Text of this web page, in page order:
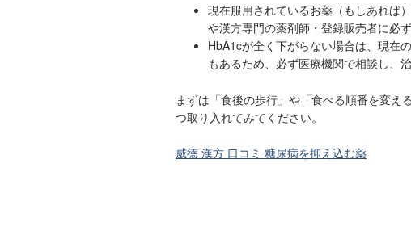
現在服用されているお薬（もしあれば
や漢方専門の薬剤師・登録販売者に必
HbA1cが全く下がらない場合は、現在
もあるため、必ず医療機関で相談し、
まずは「食後の歩行」や「食べる順番を変
つ取り入れてみてください。
威徳 漢方 口コミ 糖尿病を抑え込む薬